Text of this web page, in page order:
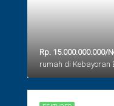
Rp. 15.000.000.000/
rumah di Kebayoran